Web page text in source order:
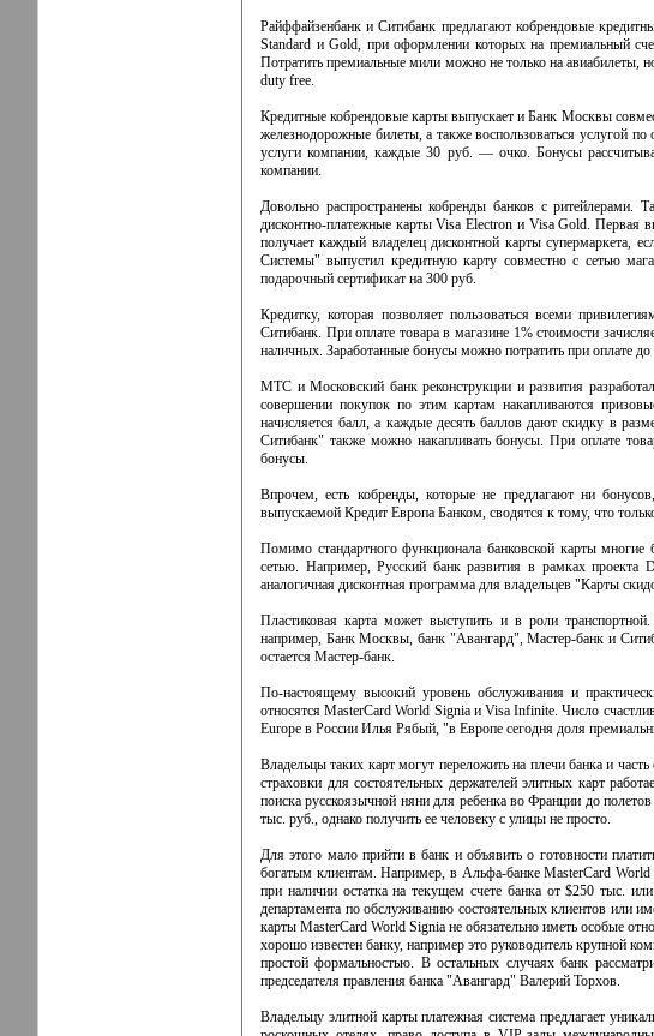
Райффайзенбанк и Ситибанк предлагают кобрендовые
Standard и Gold, при оформлении которых на премиальный
Потратить премиальные мили можно не только на авиабилеты,
duty free.
Кредитные кобрендовые карты выпускает и Банк Москвы
железнодорожные билеты, а также воспользоваться услугой
услуги компании, каждые 30 руб. — очко. Бонусы
компании.
Довольно распространены кобренды банков с ритейлерами.
дисконтно-платежные карты Visa Electron и Visa Gold. Первая
получает каждый владелец дисконтной карты супермаркета,
Системы" выпустил кредитную карту совместно с сетью
подарочный сертификат на 300 руб.
Кредитку, которая позволяет пользоваться всеми
Ситибанк. При оплате товара в магазине 1% стоимости
наличных. Заработанные бонусы можно потратить при оплате до
МТС и Московский банк реконструкции и развития
совершении покупок по этим картам накапливаются
начисляется балл, а каждые десять баллов дают скидку в
Ситибанк" также можно накапливать бонусы. При оплате
бонусы.
Впрочем, есть кобренды, которые не предлагают ни
выпускаемой Кредит Европа Банком, сводятся к тому, что
Помимо стандартного функционала банковской карты
сетью. Например, Русский банк развития в рамках проекта
аналогичная дисконтная программа для владельцев "Карты
Пластиковая карта может выступить и в роли транспортной.
например, Банк Москвы, банк "Авангард", Мастер-банк и
остается Мастер-банк.
По-настоящему высокий уровень обслуживания и
относятся MasterCard World Signia и Visa Infinite. Число
Europe в России Илья Рябый, "в Европе сегодня доля
Владельцы таких карт могут переложить на плечи банка и
страховки для состоятельных держателей элитных карт
поиска русскоязычной няни для ребенка во Франции до
тыс. руб., однако получить ее человеку с улицы не просто.
Для этого мало прийти в банк и объявить о готовности
богатым клиентам. Например, в Альфа-банке MasterCard
при наличии остатка на текущем счете банка от $250 тыс.
департамента по обслуживанию состоятельных клиентов или
карты MasterCard World Signia не обязательно иметь особые
хорошо известен банку, например это руководитель крупной
простой формальностью. В остальных случаях банк
председателя правления банка "Авангард" Валерий Торхов.
Владельцу элитной карты платежная система предлагает